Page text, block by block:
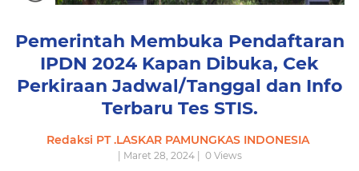
Pemerintah Membuka Pendaftaran
IPDN 2024 Kapan Dibuka, Cek
Perkiraan Jadwal/Tanggal dan Info
Terbaru Tes STIS.
Redaksi PT .LASKAR PAMUNGKAS INDONESIA
| Maret 28, 2024 | 0Views